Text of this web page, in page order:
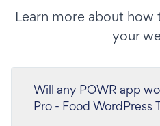
Learn more about
your
Will any POWR app
Pro - Food WordPress